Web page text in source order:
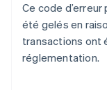
Ce code
été gelés en
transactions ont
réglementation.